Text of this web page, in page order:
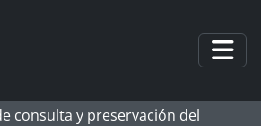
consulta y preservación del